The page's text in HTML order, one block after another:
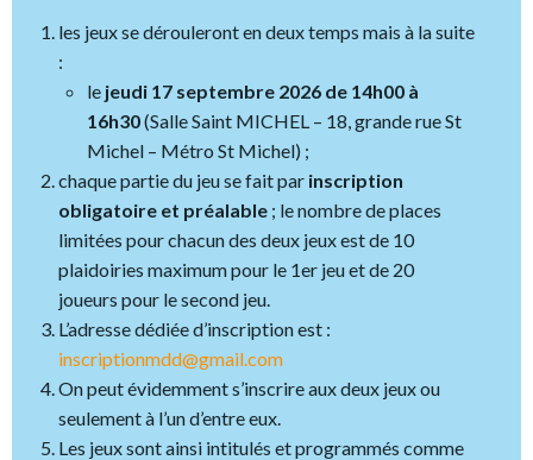
les jeux se dérouleront en deux temps mais à la suite
:
le jeudi 17 septembre 2026 de 14h00 à
16h30(Salle Saint MICHEL – 18, grande rue St
Michel – Métro St Michel) ;
chaque partie du jeu se fait par inscription
obligatoire et préalable ; le nombre de places
limitées pour chacun des deux jeux est de 10
plaidoiries maximum pour le 1er jeu et de 20
joueurs pour le second jeu.
L’adresse dédiée d’inscription est :
inscriptionmdd@gmail.com
On peut évidemment s’inscrire aux deux jeux ou
seulement à l’un d’entre eux.
Les jeux sont ainsi intitulés et programmés comme